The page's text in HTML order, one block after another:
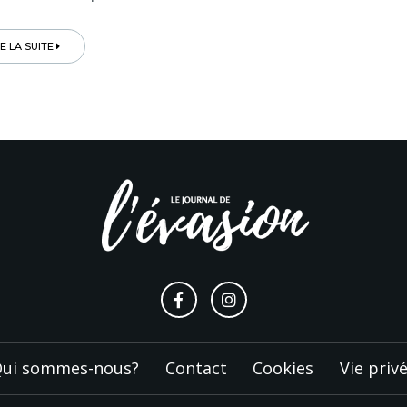
LA SUITE
sommes-nous? Contact Cookies Vie